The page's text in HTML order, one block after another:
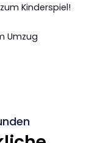
Kinderspiel!
Umzug